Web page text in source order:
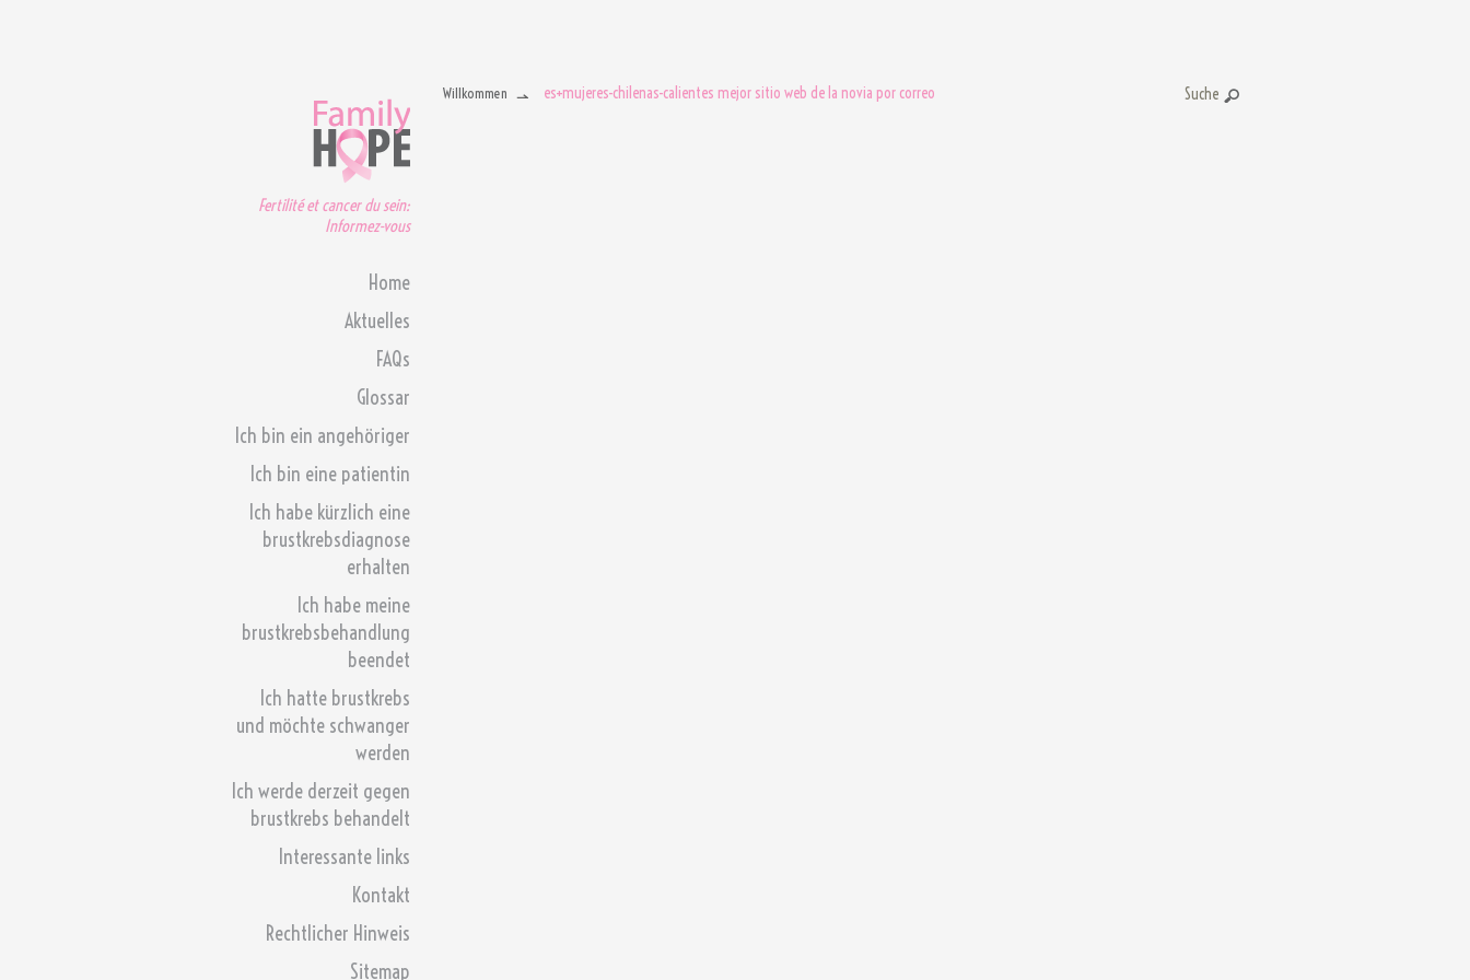
Fertilité et cancer du sein:
Informez-vous
Home
Aktuelles
FAQs
Glossar
Ich bin ein angehöriger
Ich bin eine patientin
Ich habe kürzlich eine
brustkrebsdiagnose
erhalten
Ich habe meine
brustkrebsbehandlung
beendet
Ich hatte brustkrebs
und möchte schwanger
werden
Ich werde derzeit gegen
brustkrebs behandelt
Interessante links
Kontakt
Rechtlicher Hinweis
Sitemap
Willkommen es+mujeres-chilenas-calientes mejor sitio web de la novia por correo Suche: